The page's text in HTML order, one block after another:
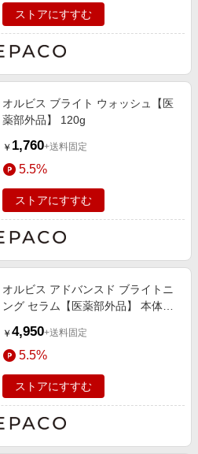
ストアにすすむ
オルビス ブライト ウォッシュ【医
薬部外品】 120g
￥ 1,760+送料固定
5.5%
ストアにすすむ
オルビス アドバンスド ブライトニ
ング セラム【医薬部外品】 本体
￥ 4,950+送料固定
5.5%
ストアにすすむ